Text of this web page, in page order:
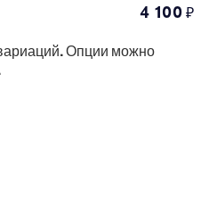
4 100₽
Опции можно